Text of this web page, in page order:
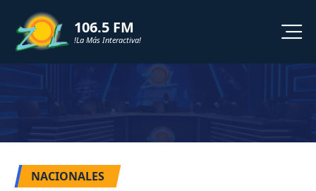
106.5 FM
!La Más Interactiva!
NACIONALES